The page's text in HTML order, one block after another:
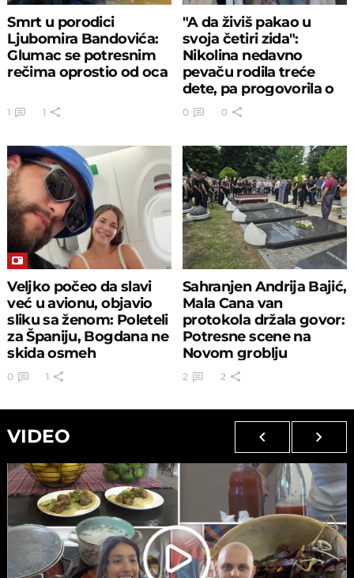
Smrt u porodici
Ljubomira Bandovića:
Glumac se potresnim
rečima oprostio od oca
1 1
"A da živiš pakao u
svoja četiri zida":
Nikolina nedavno
pevaču rodila treće
dete, pa progovorila o
razvodu
0 0
Veljko počeo da slavi
već u avionu, objavio
sliku sa ženom: Poleteli
za Španiju, Bogdana ne
skida osmeh
0 1
Sahranjen Andrija Bajić,
Mala Cana van
protokola držala govor:
Potresne scene na
Novom groblju
2 2
VIDEO